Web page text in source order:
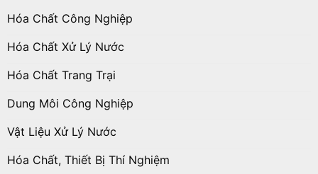
Hóa Chất Công Nghiệp
Hóa Chất Xử Lý Nước
Hóa Chất Trang Trại
Dung Môi Công Nghiệp
Vật Liệu Xử Lý Nước
Hóa Chất, Thiết Bị Thí Nghiệm